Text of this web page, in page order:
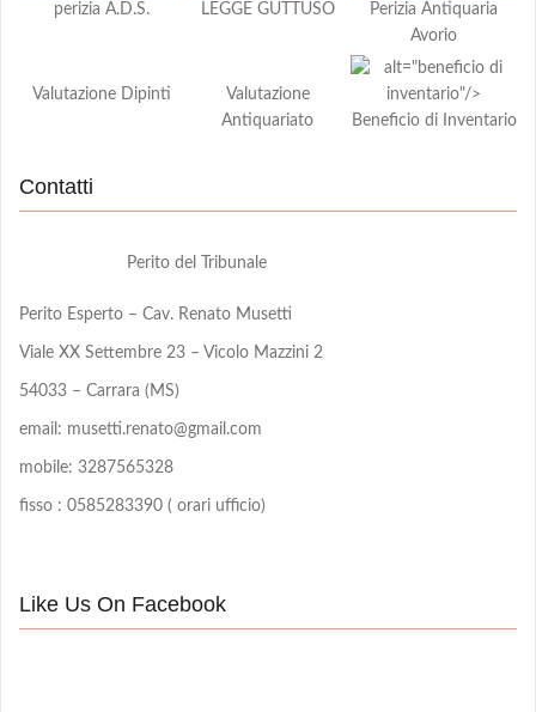
perizia A.D.S. LEGGE GUTTUSO
Perizia Antiquaria
Avorio
Valutazione Dipinti
Valutazione
Antiquariato
Beneficio di Inventario
Contatti
Perito del Tribunale
Perito Esperto – Cav. Renato Musetti
Viale XX Settembre 23 – Vicolo Mazzini 2
54033 – Carrara (MS)
email: musetti.renato@gmail.com
mobile: 3287565328
fisso : 0585283390 ( orari ufficio)
Like Us On Facebook